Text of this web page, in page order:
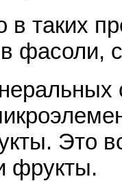
таких
фасоли,
Это
фрукты.